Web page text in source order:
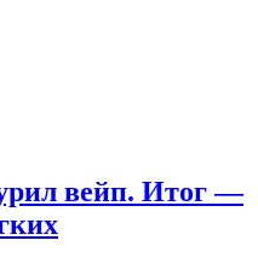
вейп. Итог —